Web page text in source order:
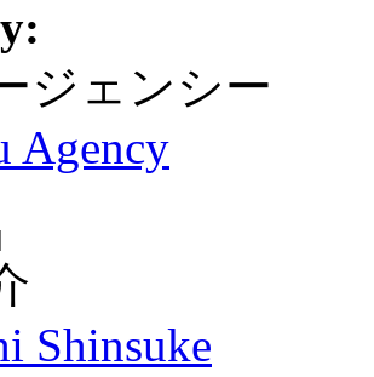
ジェンシー
Agency
Shinsuke